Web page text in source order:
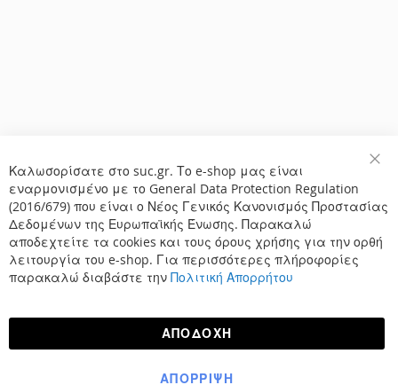
Καλωσορίσατε στο suc.gr. Το e-shop μας είναι
εναρμονισμένο με το General Data Protection Regulation
(2016/679) που είναι ο Νέος Γενικός Κανονισμός Προστασίας
Δεδομένων της Ευρωπαϊκής Ένωσης. Παρακαλώ
αποδεχτείτε τα cookies και τους όρους χρήσης για την ορθή
λειτουργία του e-shop. Για περισσότερες πλήροφορίες
παρακαλώ διαβάστε την Πολιτική Απορρήτου
ΑΠΟΔΟΧΉ
ΑΠΌΡΡΙΨΗ